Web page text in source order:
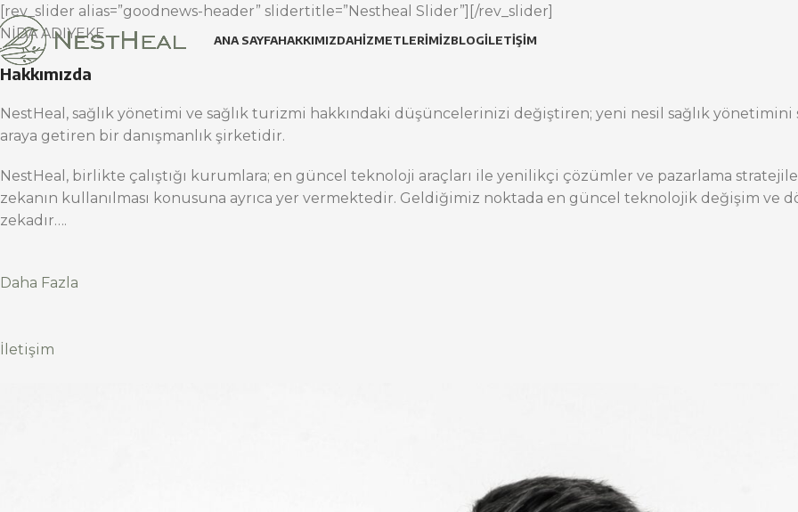
ANA SAYFAHAKKIMIZDAHIZMETLERIMIZBLOGİLETIŞIM
[rev_slider alias=”goodnews-header” slidertitle=”Nestheal Slider”][/rev_slider]
NİDA ADIYEKE
Hakkımızda
NestHeal, sağlık yönetimi ve sağlık turizmi hakkındaki düşüncelerinizi değiştiren; yeni nesil sağlık
araya getiren bir danışmanlık şirketidir.
NestHeal, birlikte çalıştığı kurumlara; en güncel teknoloji araçları ile yenilikçi çözümler ve pazarlama
zekanın kullanılması konusuna ayrıca yer vermektedir. Geldiğimiz noktada en güncel teknolojik değişim ve
zekadır….
Daha Fazla
İletişim